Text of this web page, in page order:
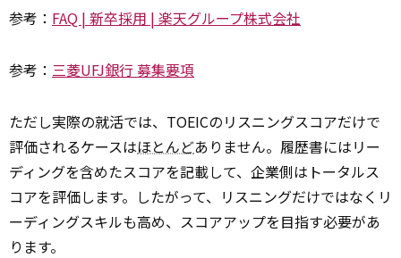
参考： FAQ | 新卒採用 | 楽天グループ株式会社
参考： 三菱UFJ銀行 募集要項
ただし実際の就活では、TOEICのリスニングスコアだけで
評価されるケースはほとんどありません。履歴書にはリー
ディングを含めたスコアを記載して、企業側はトータルス
コアを評価します。したがって、リスニングだけではなくリ
ーディングスキルも高め、スコアアップを目指す必要があ
ります。